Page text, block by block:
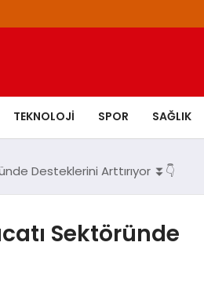
TEKNOLOJI SPOR SAĞLIK
Desteklerini Arttırıyor ⏬👇
Sektöründe